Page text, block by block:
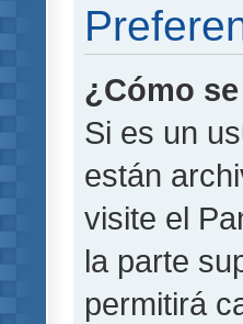
¿Cómo
Si es un
están
visite el
la parte
permitirá